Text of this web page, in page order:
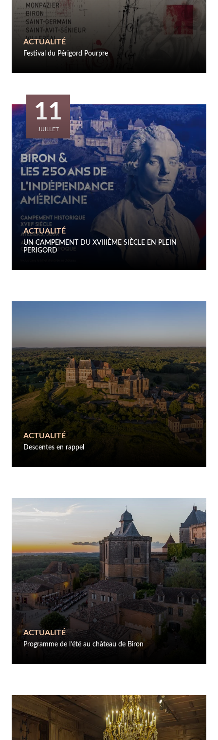
ACTUALITÉ
Festival du Périgord Pourpre
11
JUILLET
ACTUALITÉ
UN CAMPEMENT DU XVIIIÈME SIÈCLE EN PLEIN
PERIGORD
ACTUALITÉ
Descentes en rappel
ACTUALITÉ
Programme de l’été au château de Biron